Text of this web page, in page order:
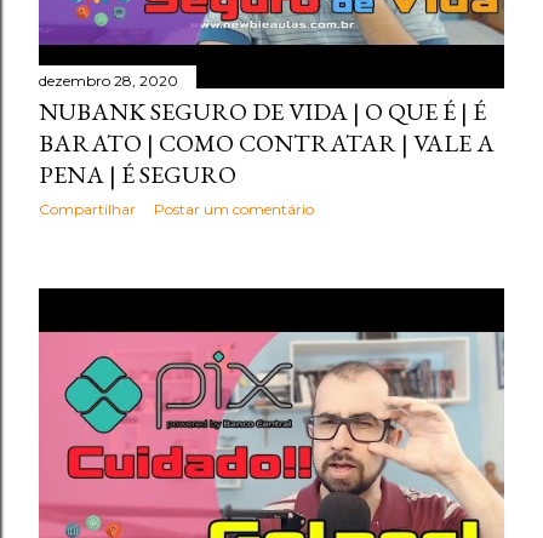
dezembro 28, 2020
NUBANK SEGURO DE VIDA | O QUE É | É
BARATO | COMO CONTRATAR | VALE A
PENA | É SEGURO
Compartilhar Postar um comentário